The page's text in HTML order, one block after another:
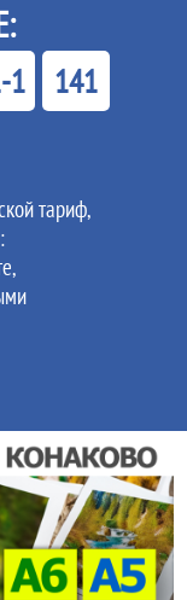
1
141
тариф,